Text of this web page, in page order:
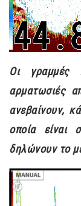
Οι γραμμές
αρματωσιές
ανεβαίνουν,
οποία είναι
δηλώνουν το